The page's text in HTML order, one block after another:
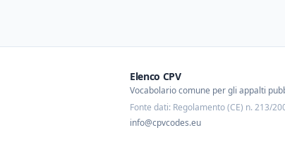
Elenco CPV
Vocabolario comune per gli appalti
Fonte dati: Regolamento (CE) n. 213/
info@cpvcodes.eu